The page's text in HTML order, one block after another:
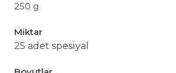
250 g
Miktar
25 adet spesiyal